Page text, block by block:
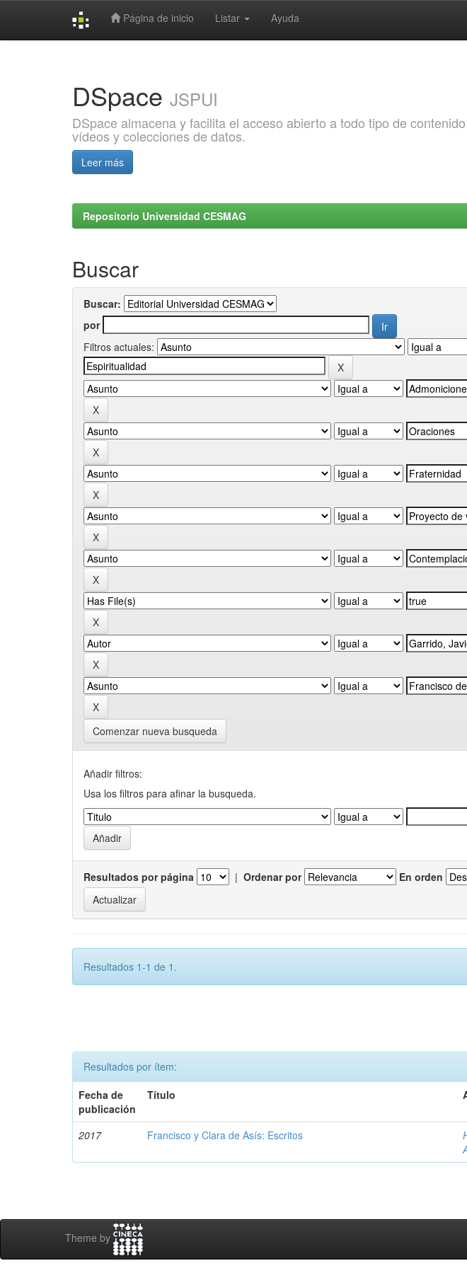
Página de inicio Listar Ayuda
DSpace JSPUI
DSpace almacena y facilita el acceso abierto a todo tipo de
vídeos y colecciones de datos.
Leer más
Repositorio Universidad CESMAG
Buscar
Buscar:
por
Filtros actuales:
Comenzar nueva busqueda
Añadir filtros:
Usa los filtros para afinar la busqueda.
Resultados por página | Ordenar por En orden
Resultados 1-1 de 1.
Resultados por ítem:
Fecha de
publicación
Título
2017 Francisco y Clara de Asís: Escritos
Theme by